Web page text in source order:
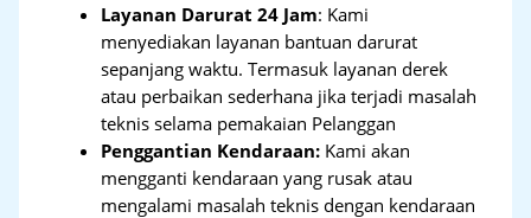
Layanan Darurat 24 Jam: Kami
menyediakan layanan bantuan darurat
sepanjang waktu. Termasuk layanan derek
atau perbaikan sederhana jika terjadi masalah
teknis selama pemakaian Pelanggan
Penggantian Kendaraan: Kami akan
mengganti kendaraan yang rusak atau
mengalami masalah teknis dengan kendaraan